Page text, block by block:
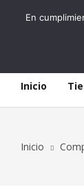
Inicio
Inicio
En